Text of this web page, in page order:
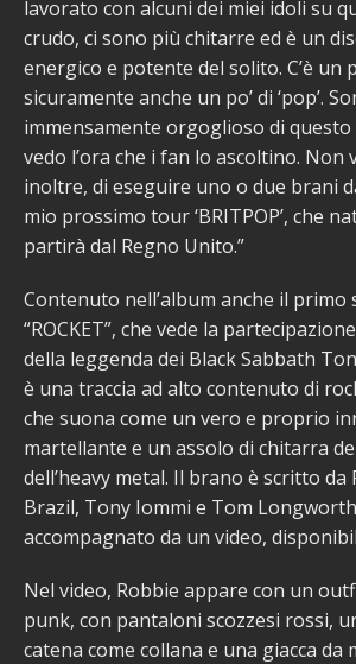
lavorato con alcuni dei miei idoli su
crudo, ci sono più chitarre ed è un
energico e potente del solito. C’è un
sicuramente anche un po’ di ‘pop’.
immensamente orgoglioso di
vedo l’ora che i fan lo ascoltino. Non
inoltre, di eseguire uno o due brani
mio prossimo tour ‘BRITPOP’, che
partirà dal Regno Unito.”
Contenuto nell’album anche il
“ROCKET”, che vede la
della leggenda dei Black Sabbath
è una traccia ad alto contenuto di
che suona come un vero e proprio
martellante e un assolo di chitarra
dell’heavy metal. Il brano è scritto da
Brazil, Tony Iommi e Tom
accompagnato da un video,
Nel video, Robbie appare con un
punk, con pantaloni scozzesi rossi,
catena come collana e una giacca da